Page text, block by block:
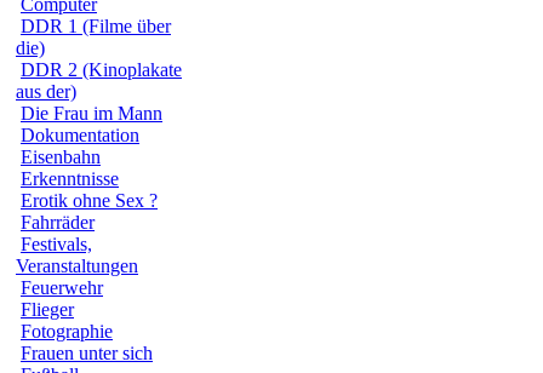
Computer
DDR 1 (Filme über
die)
DDR 2 (Kinoplakate
aus der)
Die Frau im Mann
Dokumentation
Eisenbahn
Erkenntnisse
Erotik ohne Sex ?
Fahrräder
Festivals,
Veranstaltungen
Feuerwehr
Flieger
Fotographie
Frauen unter sich